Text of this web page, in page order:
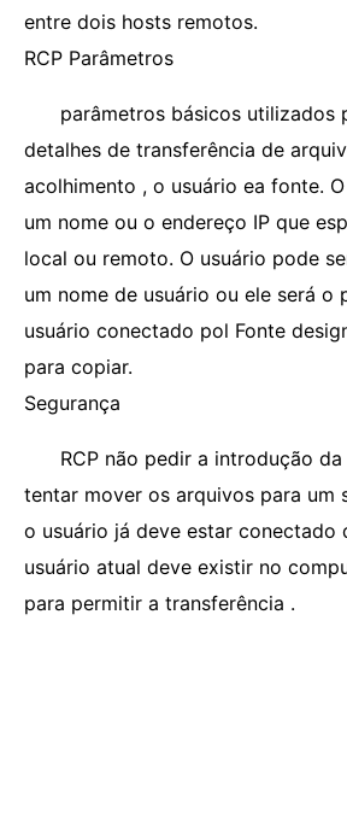
entre dois hosts remotos.
RCP Parâmetros
parâmetros básicos utilizados
detalhes de transferência de
acolhimento , o usuário ea fonte.
um nome ou o endereço IP que
local ou remoto. O usuário pode
um nome de usuário ou ele será o
usuário conectado pol Fonte
para copiar.
Segurança
RCP não pedir a introdução
tentar mover os arquivos para um
o usuário já deve estar conectado
usuário atual deve existir no
para permitir a transferência .